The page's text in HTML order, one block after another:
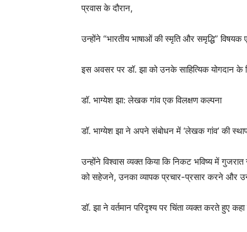
प्रवास के दौरान,
उन्होंने “भारतीय भाषाओं की स्मृति और समृद्धि”
इस अवसर पर डॉ. झा को उनके साहित्यिक योगदान के
डॉ. भाग्येश झा: लेखक गांव एक विलक्षण कल्पना
डॉ. भाग्येश झा ने अपने संबोधन में ‘लेखक गांव’ की
उन्होंने विश्वास व्यक्त किया कि निकट भविष्य में
को सहेजने, उनका व्यापक प्रचार-प्रसार करने और
डॉ. झा ने वर्तमान परिदृश्य पर चिंता व्यक्त करते हुए